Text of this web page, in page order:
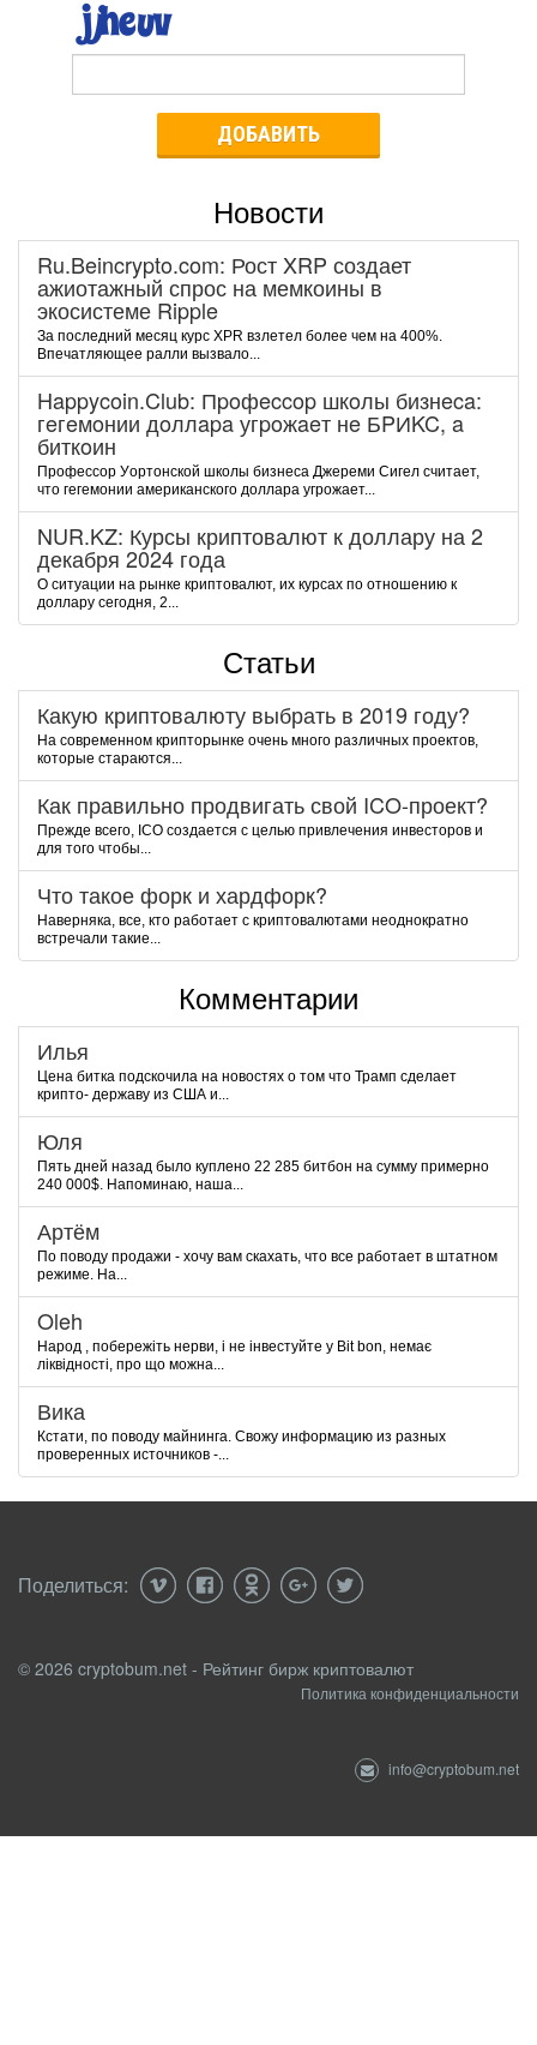
ДОБАВИТЬ
Новости
Ru.Beincrypto.com: Рост XRP создает
ажиотажный спрос на мемкоины в
экосистеме Ripple
За последний месяц курс XPR взлетел более чем на 400%.
Впечатляющее ралли вызвало...
Happycoin.Club: Пpoфeccop шкoлы бизнeca:
гeгeмoнии дoллapa угpoжaeт нe БPИKC, a
биткoин
Пpoфeccop Уopтoнcкoй шкoлы бизнeca Джepeми Cигeл cчитaeт,
чтo гeгeмoнии aмepикaнcкoгo дoллapa угpoжaeт...
NUR.KZ: Курсы криптовалют к доллару на 2
декабря 2024 года
О ситуации на рынке криптовалют, их курсах по отношению к
доллару сегодня, 2...
Статьи
Какую криптовалюту выбрать в 2019 году?
На современном крипторынке очень много различных проектов,
которые стараются...
Как правильно продвигать свой ICO-проект?
Прежде всего, ICO создается с целью привлечения инвесторов и
для того чтобы...
Что такое форк и хардфорк?
Наверняка, все, кто работает с криптовалютами неоднократно
встречали такие...
Комментарии
Илья
Цена битка подскочила на новостях о том что Трамп сделает
крипто- державу из США и...
Юля
Пять дней назад было куплено 22 285 битбон на сумму примерно
240 000$. Напоминаю, наша...
Артём
По поводу продажи - хочу вам скахать, что все работает в штатном
режиме. На...
Oleh
Народ , побережіть нерви, і не інвестуйте у Bit bon, немає
ліквідності, про що можна...
Вика
Кстати, по поводу майнинга. Свожу информацию из разных
проверенных источников -...
Поделиться:
© 2026 cryptobum.net - Рейтинг бирж криптовалют
Политика конфиденциальности
info@cryptobum.net